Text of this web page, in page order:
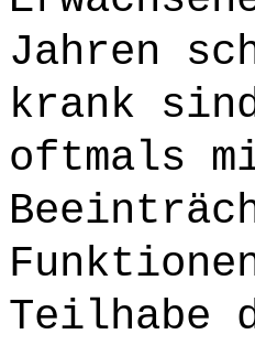
Jahren
krank
oftmals
Teilhabe